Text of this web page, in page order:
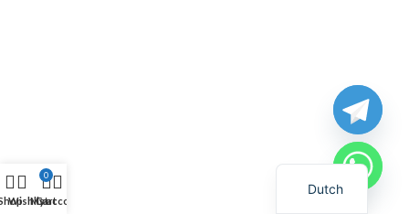
Wishlist
0
Cart
My account
Dutch